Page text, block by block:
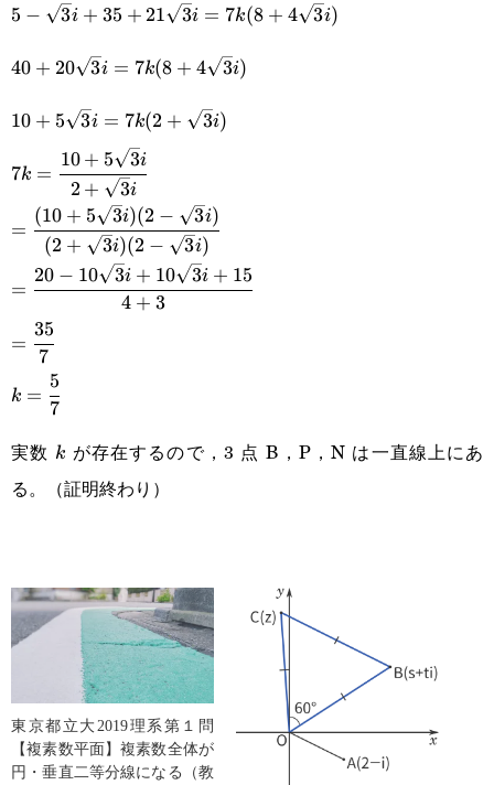
5 − 3i + 35 + 21 3i = 7k(8 + 4 3i)
40+20\sqrt{3}i=7k(8+4\sqrt{3}i)
40 + 20 3i = 7k(8 + 4 3i)
10+5\sqrt{3}i=7k(2+\sqrt{3}i)
10 + 5 3i = 7k(2 + 3i)
7k=\cfrac{10+5\sqrt{3}i}
{2+\sqrt{3}i}
7k =
2 + 3i
10 + 5 3i
=\cfrac{(10+5\sqrt{3}i)
(2-\sqrt{3}i)}
{(2+\sqrt{3}i)(2-
\sqrt{3}i)}
=
(2 + 3i)(2 − 3i)
(10 + 5 3i)(2 − 3i)
=\cfrac{20-
10\sqrt{3}i+10\sqrt{3}i+15}
{4+3}
=
4 + 3
20 − 10 3i + 10 3i + 15
=\cfrac{35}
=
7
35
k=\cfrac{5}
k =
7
5
実数 k
k が存在するので，3 点 B，P，N は一直線上にあ
る。（証明終わり）
東京都立大2019理系第１問
【複素数平面】複素数全体が
円・垂直二等分線になる（教